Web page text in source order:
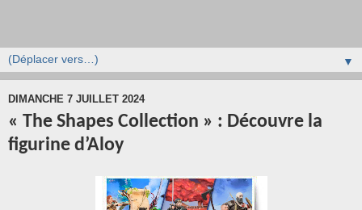
▼
DIMANCHE 7 JUILLET 2024
« The Shapes Collection » : Découvre la
figurine d’Aloy